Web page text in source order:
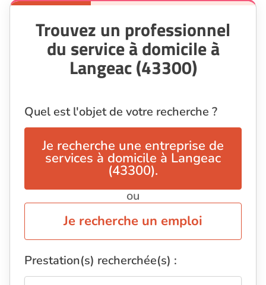
Trouvez un professionnel
du service à domicile à
Langeac (43300)
Quel est l'objet de votre recherche ?
Je recherche une entreprise de
services à domicile à Langeac
(43300).
ou
Je recherche un emploi
Prestation(s) recherchée(s) :